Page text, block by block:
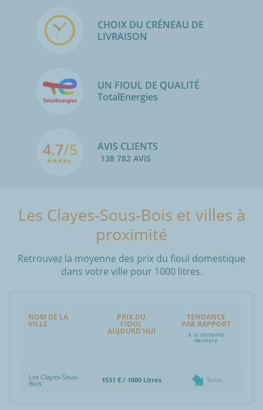
CHOIX DU CRÉNEAU DE
LIVRAISON
UN FIOUL DE QUALITÉ
TotalEnergies
4.7/5 AVIS CLIENTS
138 782 AVIS
Les Clayes-Sous-Bois et villes à
proximité
Retrouvez la moyenne des prix du fioul domestique
dans votre ville pour 1000 litres.
NOM DE LA
VILLE
PRIX DU
FIOUL
AUJOURD'HUI
TENDANCE
PAR RAPPORT
à la semaine
dernière
Les Clayes-Sous-
Bois 1531 € / 1000 Litres Baisse